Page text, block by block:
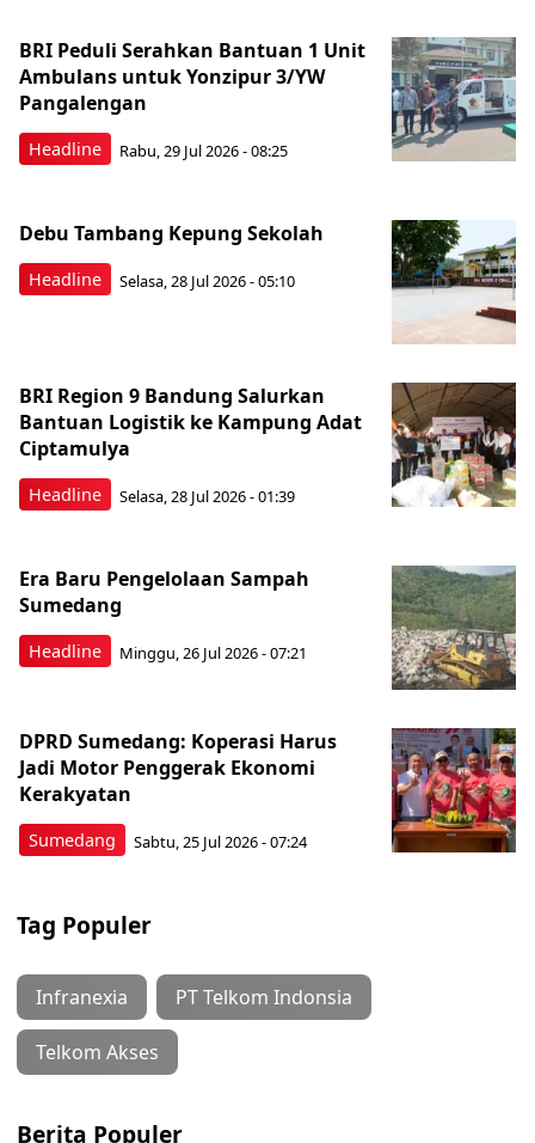
Headline
BRI Peduli Serahkan Bantuan 1 Unit
Ambulans untuk Yonzipur 3/YW
Pangalengan
Rabu, 29 Jul 2026 - 08:25
Headline
Debu Tambang Kepung Sekolah
Selasa, 28 Jul 2026 - 05:10
Headline
BRI Region 9 Bandung Salurkan
Bantuan Logistik ke Kampung Adat
Ciptamulya
Selasa, 28 Jul 2026 - 01:39
Headline
Era Baru Pengelolaan Sampah
Sumedang
Minggu, 26 Jul 2026 - 07:21
Sumedang
DPRD Sumedang: Koperasi Harus
Jadi Motor Penggerak Ekonomi
Kerakyatan
Sabtu, 25 Jul 2026 - 07:24
Tag Populer
Infranexia PT Telkom Indonsia
Telkom Akses
Berita Populer